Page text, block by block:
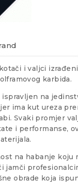
i valjci
karbida.
ispravljen na
ima kut ureza
Svaki promjer
i performanse,
na habanje koju
jamči
obrade koja